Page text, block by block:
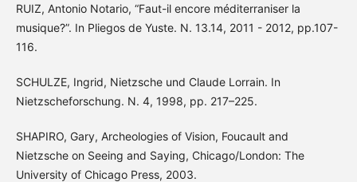
RUIZ, Antonio Notario, “Faut-il encore méditerraniser la
musique?”. In Pliegos de Yuste. N. 13.14, 2011 - 2012, pp.107-
116.
SCHULZE, Ingrid, Nietzsche und Claude Lorrain. In
Nietzscheforschung. N. 4, 1998, pp. 217–225.
SHAPIRO, Gary, Archeologies of Vision, Foucault and
Nietzsche on Seeing and Saying, Chicago/London: The
University of Chicago Press, 2003.